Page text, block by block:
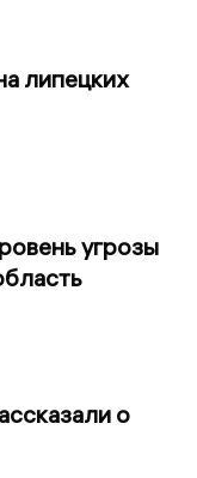
липецких
угрозы
о